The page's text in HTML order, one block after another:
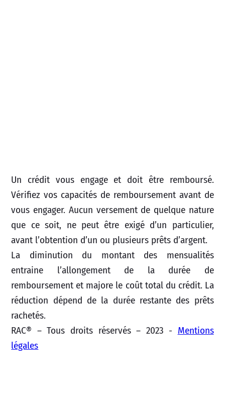
Un crédit vous engage et doit être remboursé.
Vérifiez vos capacités de remboursement avant de
vous engager. Aucun versement de quelque nature
que ce soit, ne peut être exigé d’un particulier,
avant l’obtention d’un ou plusieurs prêts d’argent.
La diminution du montant des mensualités
entraine l’allongement de la durée de
remboursement et majore le coût total du crédit. La
réduction dépend de la durée restante des prêts
rachetés.
RAC® – Tous droits réservés – 2023 - Mentions
légales